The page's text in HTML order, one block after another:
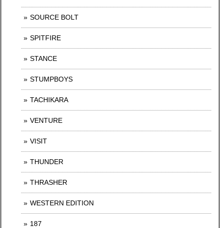
SOURCE BOLT
SPITFIRE
STANCE
STUMPBOYS
TACHIKARA
VENTURE
VISIT
THUNDER
THRASHER
WESTERN EDITION
187